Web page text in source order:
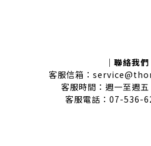
｜聯絡我們
客服信箱：
客服時間：週一至週
客服電話：07-536-